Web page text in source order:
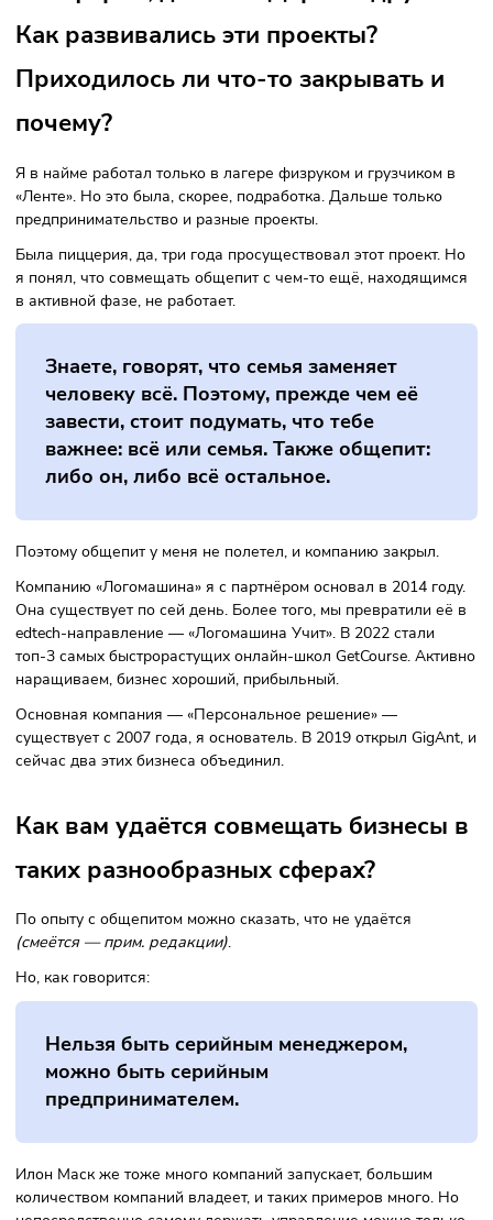
Вы в разные годы начинали
несколько стартапов в разных
— дизайн, образовательная
платформа, даже пиццерия и
Как развивались эти проекты?
Приходилось ли что-то закрывать
почему?
Я в найме работал только в лагере физруком и
«Ленте». Но это была, скорее, подработка. Дальше только
предпринимательство и разные проекты.
я понял, что совмещать общепит с чем-то ещё,
в активной фазе, не работает.
Знаете, говорят, что семья заменяет
человеку всё. Поэтому, прежде чем её
завести, стоит подумать, что тебе
важнее: всё или семья. Также общепит:
либо он, либо всё остальное.
Поэтому общепит у меня не полетел, и компанию закрыл.
Она существует по сей день. Более того, мы превратили
edtech-направление — «Логомашина Учит». В 2022 стали
топ-3 самых быстрорастущих онлайн-школ GetCourse.
наращиваем, бизнес хороший, прибыльный.
Основная компания — «Персональное решение» —
существует с 2007 года, я основатель. В 2019 открыл
сейчас два этих бизнеса объединил.
Как вам удаётся совмещать